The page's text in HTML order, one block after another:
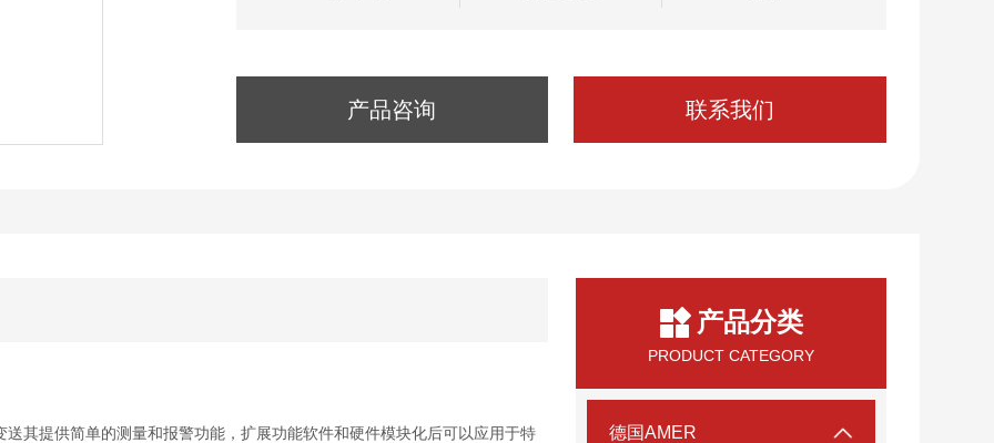
产品咨询 联系我们
其提供简单的测量和报警功能，扩展功能软件和硬件模块化后可以应用于特
产品分类
PRODUCT CATEGORY
德国AMER